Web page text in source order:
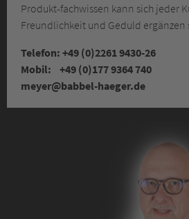
Produkt-fachwissen kann sich jeder
Freundlichkeit und Geduld ergänzen
Telefon: +49 (0)2261 9430-26
Mobil: +49 (0)177 9364 740
meyer@babbel-haeger.de